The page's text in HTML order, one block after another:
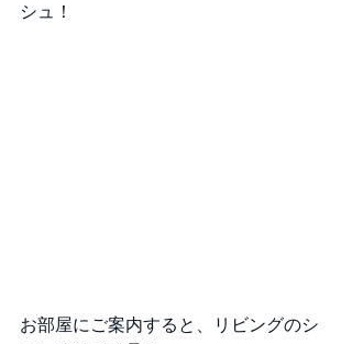
シュ！
お部屋にご案内すると、リビングのシ